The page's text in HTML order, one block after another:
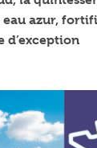
eau azur,